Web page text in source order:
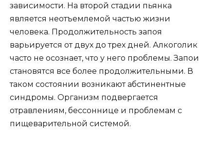
зависимости. На второй стадии пьянка
является неотъемлемой частью жизни
человека. Продолжительность запоя
варьируется от двух до трех дней. Алкоголик
часто не осознает, что у него проблемы. Запои
становятся все более продолжительными. В
таком состоянии возникают абстинентные
синдромы. Организм подвергается
отравлениям, бессоннице и проблемам с
пищеварительной системой.